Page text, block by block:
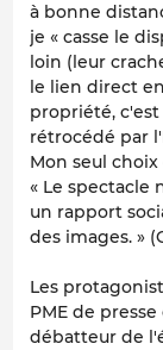
à bonne
je « casse le
loin (leur
le lien direct
propriété,
rétrocédé par
Mon seul choix
« Le spectacle
un rapport
des images. »
Les
PME de
débatteur de